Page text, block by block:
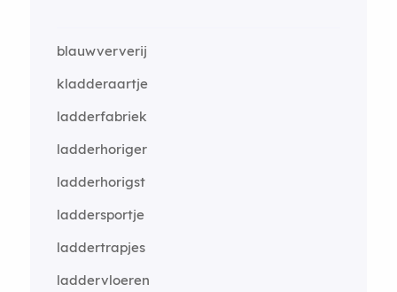
blauwververij
kladderaartje
ladderfabriek
ladderhoriger
ladderhorigst
laddersportje
laddertrapjes
laddervloeren